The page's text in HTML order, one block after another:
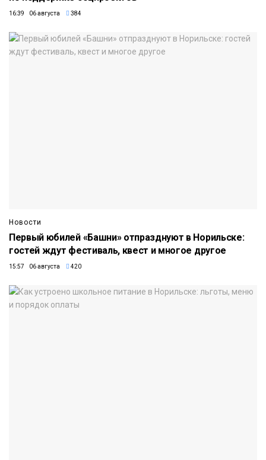
16:39 06 августа 384
Новости
Первый юбилей «Башни» отпразднуют в Норильске:
гостей ждут фестиваль, квест и многое другое
15:57 06 августа 420